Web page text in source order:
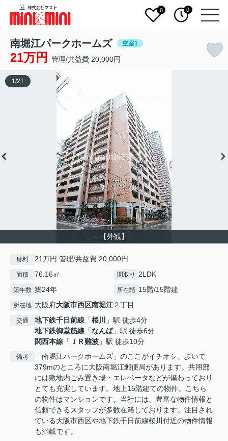
0 0
南堀江パークホームズ 空室1
21万円 管理/共益費 20,000円
【外観】
1 /21
賃料 21万円 管理/共益費 20,000円
面積 76.16㎡ 間取り 2LDK
築年数 築24年 所在階 15階/15階建
所在地 大阪府大阪市西区南堀江２丁目
交通 地下鉄千日前線 「桜川
」駅 徒歩4分
地下鉄御堂筋線 「なんば」駅 徒歩6分
関西本線 「 ＪＲ難波 」駅 徒歩10分
備考
「南堀江パークホームズ」のここがイチオシ。歩いて
379mのところに大阪南堀江郵便局があります。共用部
には敷地内ごみ置き場・エレベータなどが備わっており
とても充実しています。地上15階建ての物件。こちら
の物件はマンションです。当社には、豊富な物件情報と
信頼できるスタッフが多数在籍しております。注目され
ている大阪市西区や地下鉄千日前線桜川付近の物件情報
も満載です。